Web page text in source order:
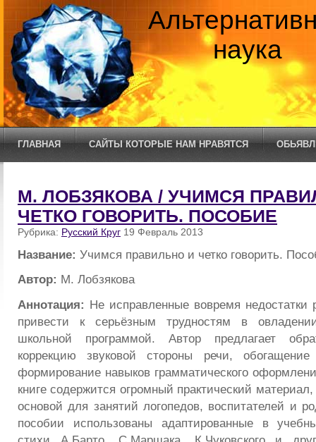
наука
ГЛАВНАЯ САЙТЫ КОТОРЫЕ НАМ НРАВЯТСЯ
М. ЛОБЗЯКОВА / УЧИМСЯ
ЧЕТКО ГОВОРИТЬ. ПОСОБИЕ
Рубрика: Русский Круг 19 Февраль 2013
Название: Учимся правильно и четко говорить.
Автор: М. Лобзякова
Аннотация: Не исправленные вовремя недостатки
привести к серьёзным трудностям в
школьной программой. Автор предлагает
коррекцию звуковой стороны речи, обогащение
формирование навыков грамматического
книге содержится огромный практический
основой для занятий логопедов, воспитателей и
пособии использованы адаптированные в